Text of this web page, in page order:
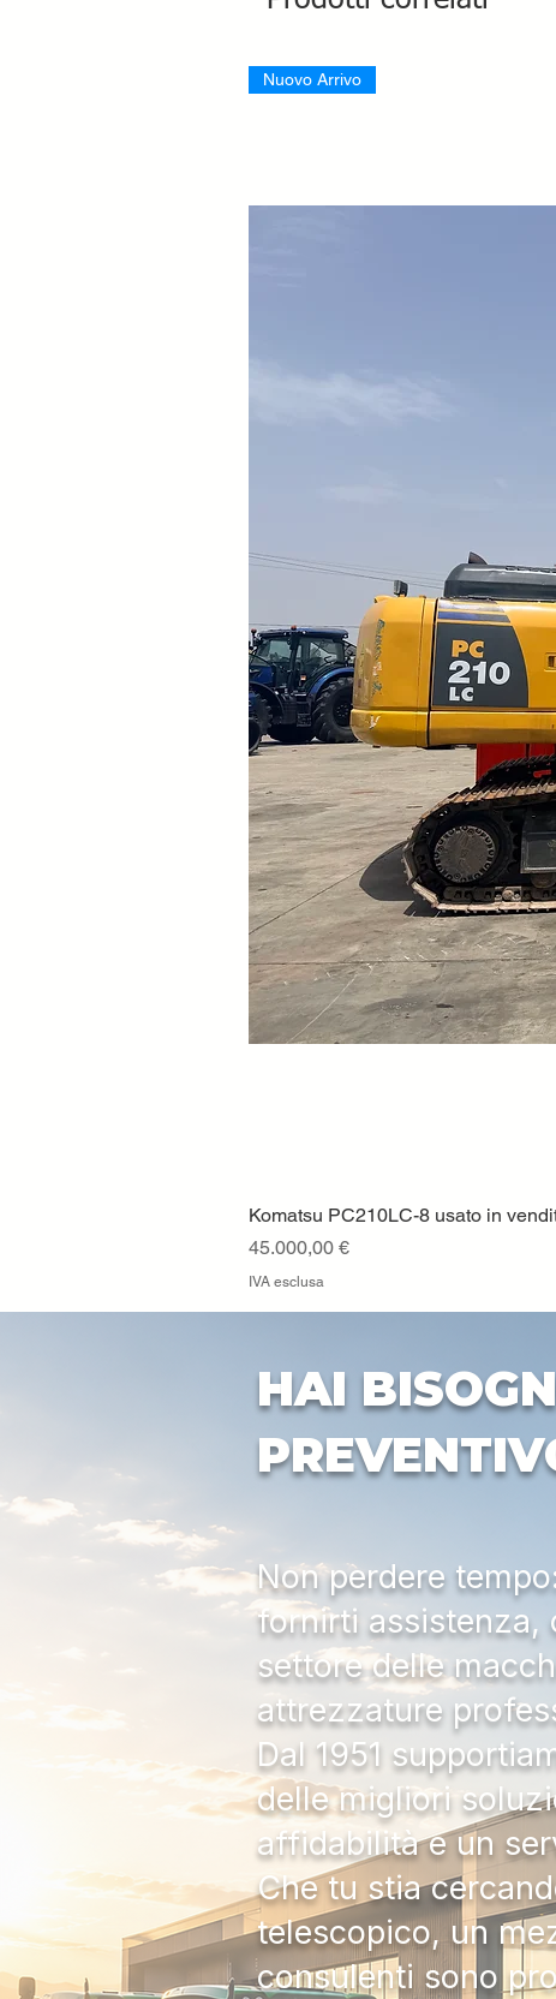
Nuovo Arrivo
Komatsu PC210LC-8 usato in
Prezzo
45.000,00 €
IVA esclusa
HAI
Non perdere
fornirti assistenza,
settore delle
attrezzature
Dal 1951
delle migliori
affidabilità e un
Che tu stia
telescopico, un
consulenti sono